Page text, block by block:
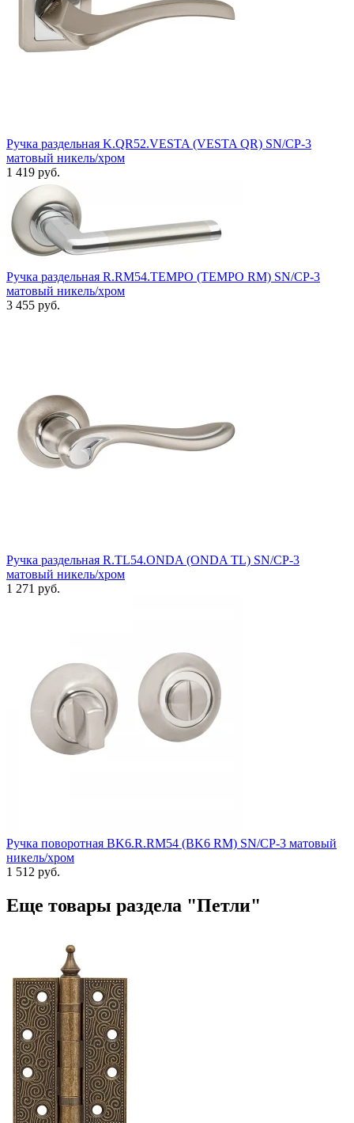
Ручка раздельная K.QR52.VESTA (VESTA QR) SN/CP-3
матовый никель/хром
1 419 руб.
Ручка раздельная R.RM54.TEMPO (TEMPO RM) SN/CP-3
матовый никель/хром
3 455 руб.
Ручка раздельная R.TL54.ONDA (ONDA TL) SN/CP-3
матовый никель/хром
1 271 руб.
Ручка поворотная BK6.R.RM54 (BK6 RM) SN/CP-3 матовый
никель/хром
1 512 руб.
Еще товары раздела "Петли"